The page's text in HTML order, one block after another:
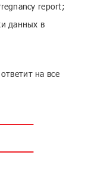
report;
данных в
на все